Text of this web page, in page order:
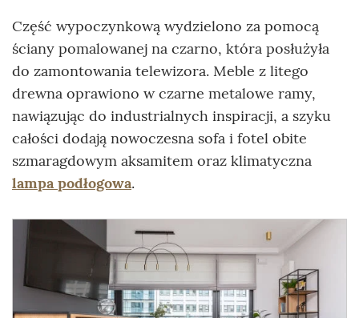
Część wypoczynkową wydzielono za pomocą
ściany pomalowanej na czarno, która posłużyła
do zamontowania telewizora. Meble z litego
drewna oprawiono w czarne metalowe ramy,
nawiązując do industrialnych inspiracji, a szyku
całości dodają nowoczesna sofa i fotel obite
szmaragdowym aksamitem oraz klimatyczna
lampa podłogowa.